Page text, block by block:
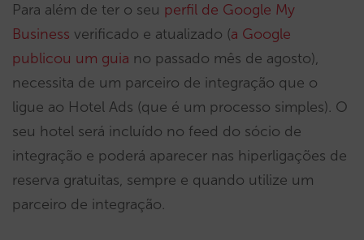
Para além de ter o seu perfil de Google My
Business verificado e atualizado (a Google
publicou um guia no passado mês de agosto),
necessita de um parceiro de integração que o
ligue ao Hotel Ads (que é um processo simples). O
seu hotel será incluído no feed do sócio de
integração e poderá aparecer nas hiperligações de
reserva gratuitas, sempre e quando utilize um
parceiro de integração.